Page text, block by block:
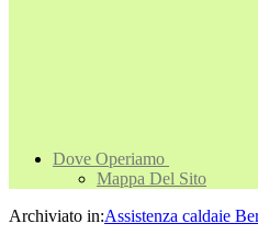
Dove Operiamo
Mappa Del Sito
Archiviato in:Assistenza caldaie